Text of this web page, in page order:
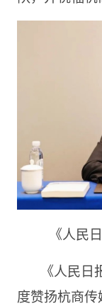
《人民
《人民
度赞扬杭商